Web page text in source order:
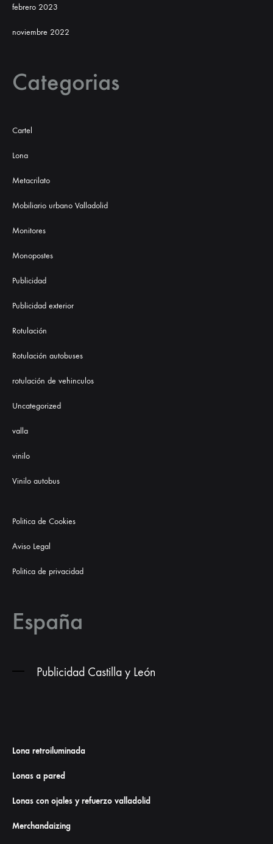
febrero 2023
noviembre 2022
Categorias
Cartel
Lona
Metacrilato
Mobiliario urbano Valladolid
Monitores
Monopostes
Publicidad
Publicidad exterior
Rotulación
Rotulación autobuses
rotulación de vehinculos
Uncategorized
valla
vinilo
Vinilo autobus
Politica de Cookies
Aviso Legal
Politica de privacidad
España
Publicidad Castilla y León
Lona retroiluminada
Lonas a pared
Lonas con ojales y refuerzo valladolid
Merchandaizing